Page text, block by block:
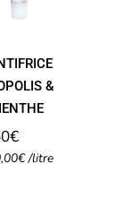
&
€
€ /litre